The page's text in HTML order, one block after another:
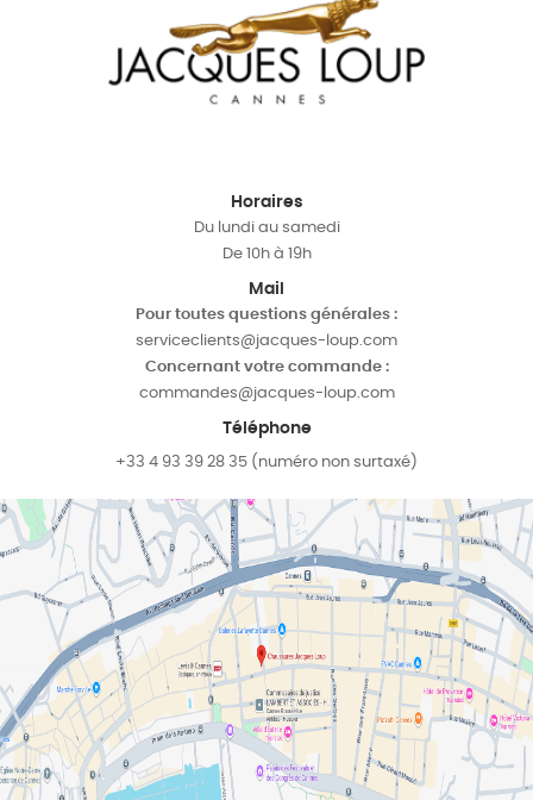
Horaires
Du lundi au samedi
De 10h à 19h
Mail
Pour toutes questions générales :
serviceclients@jacques-loup.com
Concernant votre commande :
commandes@jacques-loup.com
Téléphone
+33 4 93 39 28 35 (numéro non surtaxé)